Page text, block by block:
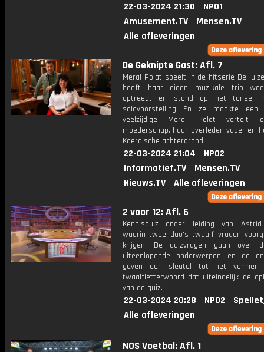
22-03-2024 21:30
NPO1
Amusement.TV
Mensen.TV
Alle afleveringen
De Geknipte Gast: Afl. 7
Meral Polat speelt in de hitserie De
heeft haar eigen muzikale trio
optreedt en stond op het toneel
solovoorstelling En ze maakte een
veelzijdige Meral Polat vertelt
moederschap, haar overleden vader en
Koerdische achtergrond.
22-03-2024 21:04
NPO2
Informatief.TV
Mensen.TV
Nieuws.TV
Alle afleveringen
2 voor 12: Afl. 6
Kennisquiz onder leiding van
waarin twee duo's twaalf vragen
krijgen. De quizvragen gaan over
uiteenlopende onderwerpen en de
geven een sleutel tot het vormen
twaalfletterwoord dat uiteindelijk de
van de quiz.
22-03-2024 20:28 NPO2
Alle afleveringen
NOS Voetbal: Afl. 1